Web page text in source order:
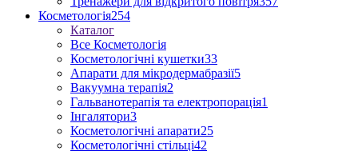
Косметологія254
Каталог
Все Косметологія
Косметологічні кушетки33
Апарати для мікродермабразії5
Вакуумна терапія2
Гальванотерапія та електропорація1
Інгалятори3
Косметологічні апарати25
Косметологічні стільці42